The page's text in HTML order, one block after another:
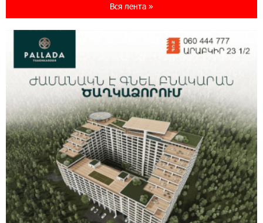
В мобильном приложении Юнибанка теперь
imID
21:09:13 31-07-2026
«Бесплатные бонусы в играх»: IDBank
предупреждает о кибератаках на школьников
11:21:15 31-07-2026
ЕАЭС со временем будет расширяться. Когда-
нибудь это поймёт и рядовой армянин, но
будет уже поздно
Вся лента »